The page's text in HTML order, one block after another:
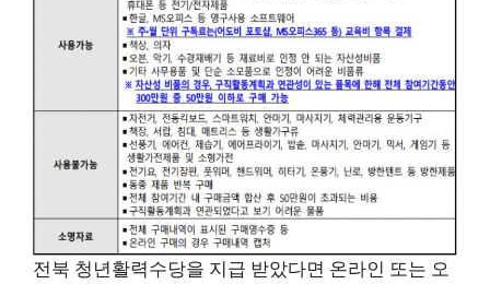
전북 청년활력수당을 지급 받았다면 온라인 또는 오